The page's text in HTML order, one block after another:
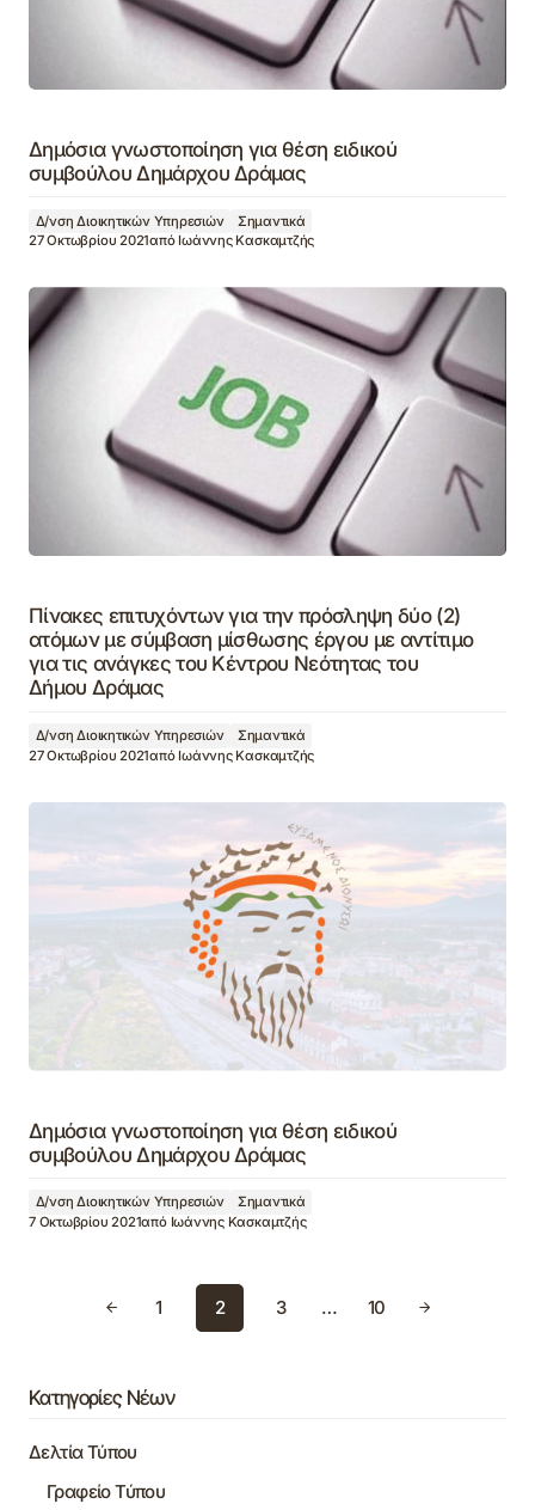
Δημόσια γνωστοποίηση για θέση ειδικού
συμβούλου Δημάρχου Δράμας
Δ/νση Διοικητικών Υπηρεσιών
Σημαντικά
27 Οκτωβρίου 2021από Ιωάννης Κασκαμτζής
Πίνακες επιτυχόντων για την πρόσληψη δύο (2)
ατόμων με σύμβαση μίσθωσης έργου με αντίτιμο
για τις ανάγκες του Κέντρου Νεότητας του
Δήμου Δράμας
Δ/νση Διοικητικών Υπηρεσιών
Σημαντικά
27 Οκτωβρίου 2021από Ιωάννης Κασκαμτζής
Δημόσια γνωστοποίηση για θέση ειδικού
συμβούλου Δημάρχου Δράμας
Δ/νση Διοικητικών Υπηρεσιών
Σημαντικά
7 Οκτωβρίου 2021από Ιωάννης Κασκαμτζής
1 2 3 … 10
Κατηγορίες Νέων
Δελτία Τύπου
Γραφείο Τύπου